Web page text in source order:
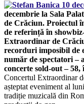
decembrie la Sala
de Crăciun. Proiectul
de referință în
Extraordinar de
recorduri imposibil de
număr de spectatori –
concerte sold-out – 58,
Concertul Extraordinar
așteptat eveniment al
tradiție muzicală din